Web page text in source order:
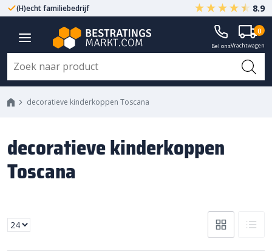
(H)echt familiebedrijf Gegarandeerd A-kwaliteit
8.9
Bel onsVrachtwagen
0
decoratieve kinderkoppen Toscana
decoratieve kinderkoppen
Toscana